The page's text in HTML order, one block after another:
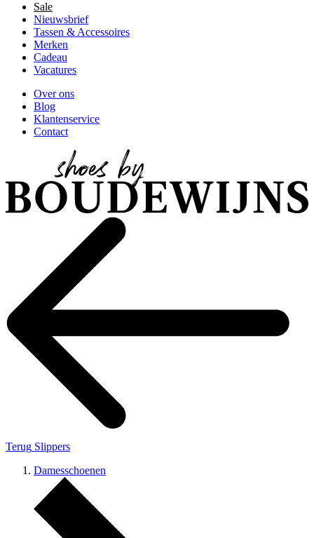
Sale
Nieuwsbrief
Tassen & Accessoires
Merken
Cadeau
Vacatures
Over ons
Blog
Klantenservice
Contact
Terug Slippers
Damesschoenen